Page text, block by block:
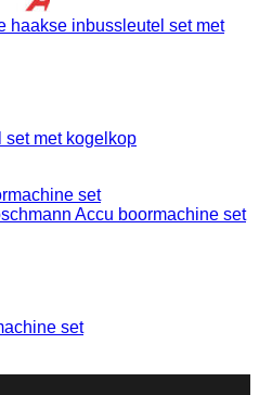
met kogelkop
set